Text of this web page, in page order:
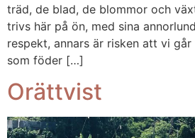
träd, de blad, de blommor och
trivs här på ön, med sina
respekt, annars är risken att vi
som föder […]
Orättvist